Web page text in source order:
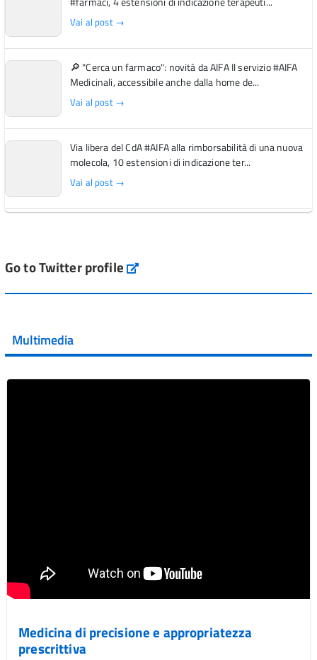
Vai al post →
🔎 "Cerca un farmaco": novità da AIFA Il servizio #AIFA
Medicinali, accessibile anche dalla home de...
Vai al post →
Via libera del CdA #AIFA alla rimborsabilità di una nuova
molecola, 10 estensioni di indicazione ter...
Vai al post →
Vai al post →
Vai al post →
Go to Twitter profile aifa_ufficiale
Multimedia
Medicina di precisione e appropriatezza
prescrittiva